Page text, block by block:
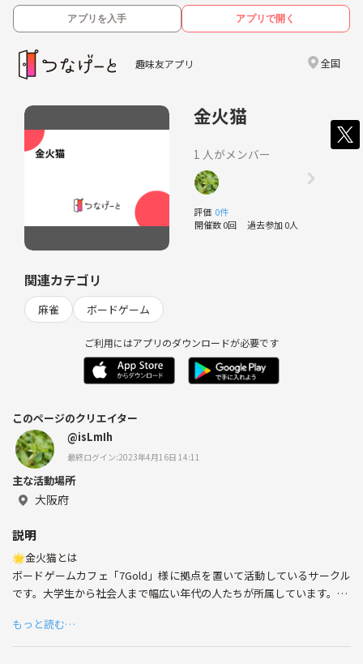
アプリを入手 アプリで開く
趣味友アプリ 全国
金火猫
1 人がメンバー
評価 0件
開催数 0回 過去参加 0人
関連カテゴリ
麻雀 ボードゲーム
ご利用にはアプリのダウンロードが必要です
このページのクリエイター
@isLmIh
最終ログイン:2023年4月16日 14:11
主な活動場所
大阪府
説明
🌟金火猫とは
ボードゲームカフェ「7Gold」様に拠点を置いて活動しているサークル
です。大学生から社会人まで幅広い年代の人たちが所属しています。
メンバーは全員で35人です。毎回10人程度が活動に参加します。
もっと読む…